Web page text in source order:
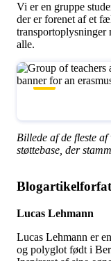
Vi er en gruppe
der er forenet af et
transportoplysninger
alle.
Billede af de fleste
støttebase, der
Lucas Lehmann
Lucas Lehmann er
og polyglot født i